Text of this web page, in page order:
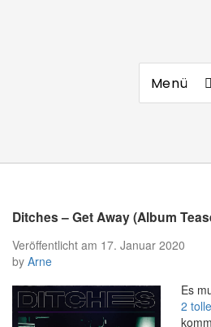
Menü
Ditches – Get Away (Album
Veröffentlicht am 17. Januar 2020
by Arne
Es
2